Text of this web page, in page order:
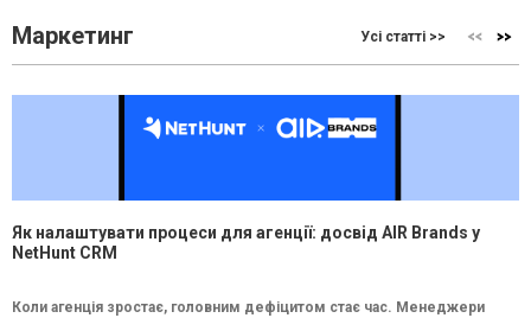
Маркетинг Усі статті >>
Як налаштувати процеси для агенції: досвід AIR Brands у
NetHunt CRM
Коли агенція зростає, головним дефіцитом стає час. Менеджери